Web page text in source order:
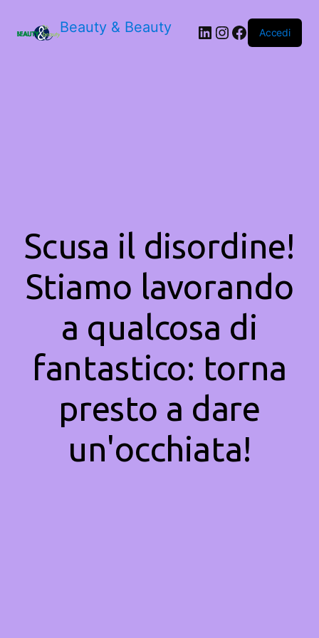
Beauty & Beauty LinkedIn
Instagram
Facebook
Accedi
Scusa il disordine!
Stiamo lavorando
a qualcosa di
fantastico: torna
presto a dare
un'occhiata!